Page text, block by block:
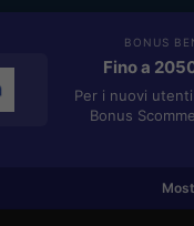
BONUS
Fino a
Per i nuovi
Bonus